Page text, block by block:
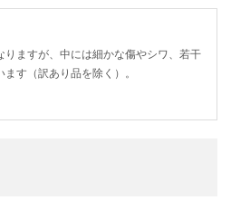
りますが、中には細かな傷やシワ、若干
す（訳あり品を除く）。